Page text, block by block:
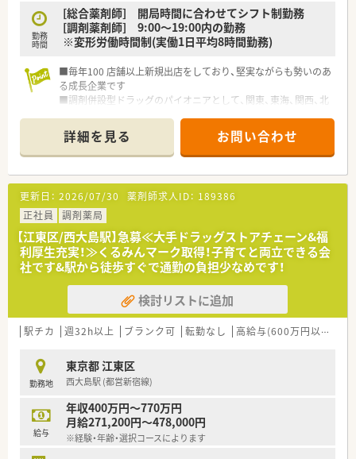
勤務
時間
[総合薬剤師] 開局時間に合わせてシフト制勤務
[調剤薬剤師] 9:00～19:00内の勤務
※変形労働時間制(実働1日平均8時間勤務)
■毎年100 店舗以上新規出店をしており、堅実ながらも勢いのあ
る成長企業です
■調剤併設型ドラッグのパイオニアとして、関東、東海、関西、北
■研修制度は様々なプランがあり、集合研修だけでなく任意で受
講可能な研修も幅広く用意されています
■店舗で活躍する従業員、社外で活躍する従業員、将来経営幹部
となる従業員など、薬剤師として様々な活躍ができるフィールド
を用意されています
■総合薬剤師・調剤薬剤師（土日休み・19時までの勤務）どちらか
の働き方を選択できます
■調剤併設型だけでなく「医療モール・クリニック併設店舗」「敷
地内薬局」「訪問調剤特化型店舗」など様々な店舗を運営してい
ます
■在宅医療にも積極的取り組んでおり「訪問調剤特化型店舗」を
50店舗以上、無菌調剤室は業界最多の51店舗設置しています
■「プラチナくるみん認定企業」「健康経営優良法人2023（大規模
法人部門）認定」等を取得し一人ひとりが働きやすい環境が整備
されています
があるのも特徴です
詳細を見る お問い合わせ
更新日： 2026/07/30 薬剤師求人ID： 189386
正社員
調剤薬局
【江東区/西大島駅】急募≪大手ドラッグストアチェーン&福
利厚生充実！≫くるみんマーク取得！子育てと両立できる会
社です&駅から徒歩すぐで通勤の負担少なめです！
検討リストに追加
駅チカ 週32h以上 ブランク可 転勤なし 高給与(600万円以上)
勤務地
東京都 江東区
西大島駅 (都営新宿線)
給与
年収400万円～770万円
月給271,200円～478,000円
※経験・年齢・選択コースによります